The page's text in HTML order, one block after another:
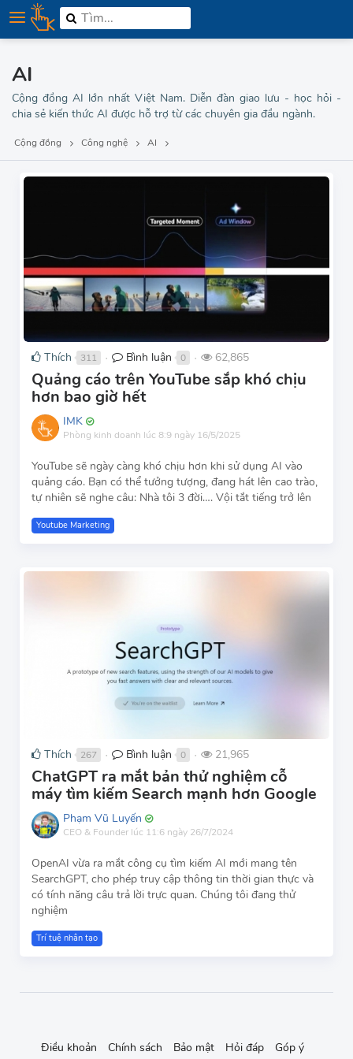
AI
Cộng đồng AI lớn nhất Việt Nam. Diễn đàn giao lưu - học hỏi -
chia sẻ kiến thức AI được hỗ trợ từ các chuyên gia đầu ngành.
Cộng đồng Công nghệ AI
Thích 311 ● Bình luận 0 ● 62,865
Quảng cáo trên YouTube sắp khó chịu
hơn bao giờ hết
IMK
Phòng kinh doanh lúc 8:9 ngày 16/5/2025
YouTube sẽ ngày càng khó chịu hơn khi sử dụng AI vào
quảng cáo. Bạn có thể tưởng tượng, đang hát lên cao trào,
tự nhiên sẽ nghe câu: Nhà tôi 3 đời…. Vội tắt tiếng trở lên
Youtube Marketing
Thích 267 ● Bình luận 0 ● 21,965
ChatGPT ra mắt bản thử nghiệm cỗ
máy tìm kiếm Search mạnh hơn Google
Phạm Vũ Luyến
CEO & Founder lúc 11:6 ngày 26/7/2024
OpenAI vừa ra mắt công cụ tìm kiếm AI mới mang tên
SearchGPT, cho phép truy cập thông tin thời gian thực và
có tính năng câu trả lời trực quan. Chúng tôi đang thử
nghiệm
Trí tuệ nhân tạo
Điều khoản Chính sách Bảo mật Hỏi đáp Góp ý